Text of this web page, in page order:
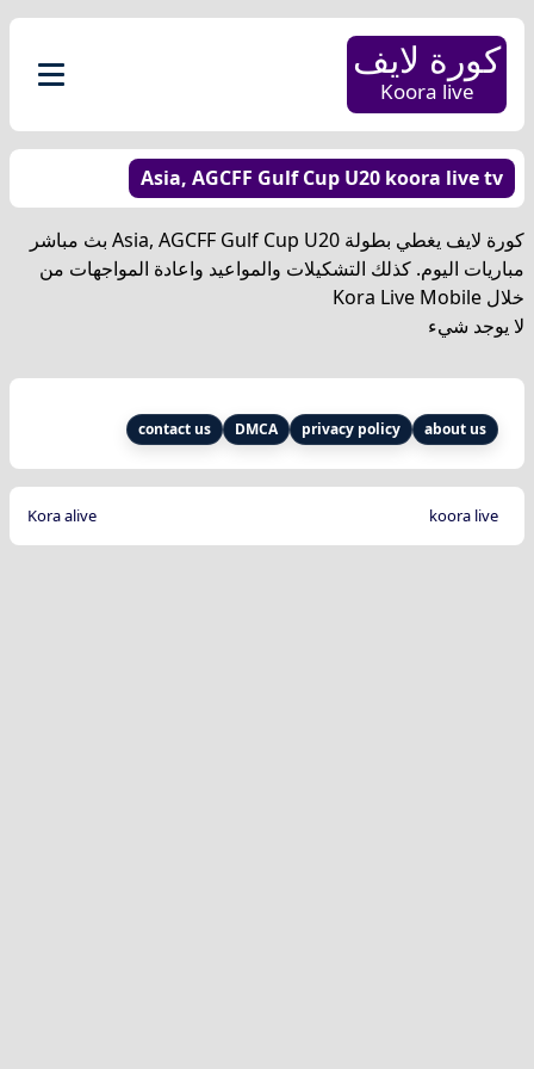
كورة لايف
Koora live
Asia, AGCFF Gulf Cup U20 koora live tv
كورة لايف يغطي بطولة Asia, AGCFF Gulf Cup U20 بث مباشر
مباريات اليوم. كذلك التشكيلات والمواعيد واعادة المواجهات من
خلال Kora Live Mobile
لا يوجد شيء
about us
privacy policy
DMCA
contact us
koora live
Kora alive